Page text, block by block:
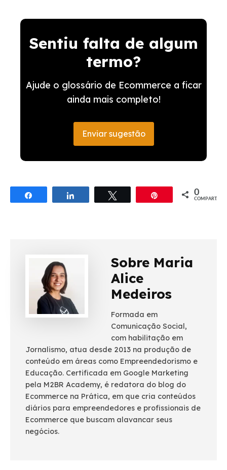
Sentiu falta de algum
termo?
Ajude o glossário de Ecommerce a ficar
ainda mais completo!
Enviar sugestão
Compartilhar Compartilhar 0
COMPART.
Sobre Maria
Alice
Medeiros
Formada em
Comunicação Social,
com habilitação em
Jornalismo, atua desde 2013 na produção de
conteúdo em áreas como Empreendedorismo e
Educação. Certificada em Google Marketing
pela M2BR Academy, é redatora do blog do
Ecommerce na Prática, em que cria conteúdos
diários para empreendedores e profissionais de
Ecommerce que buscam alavancar seus
negócios.